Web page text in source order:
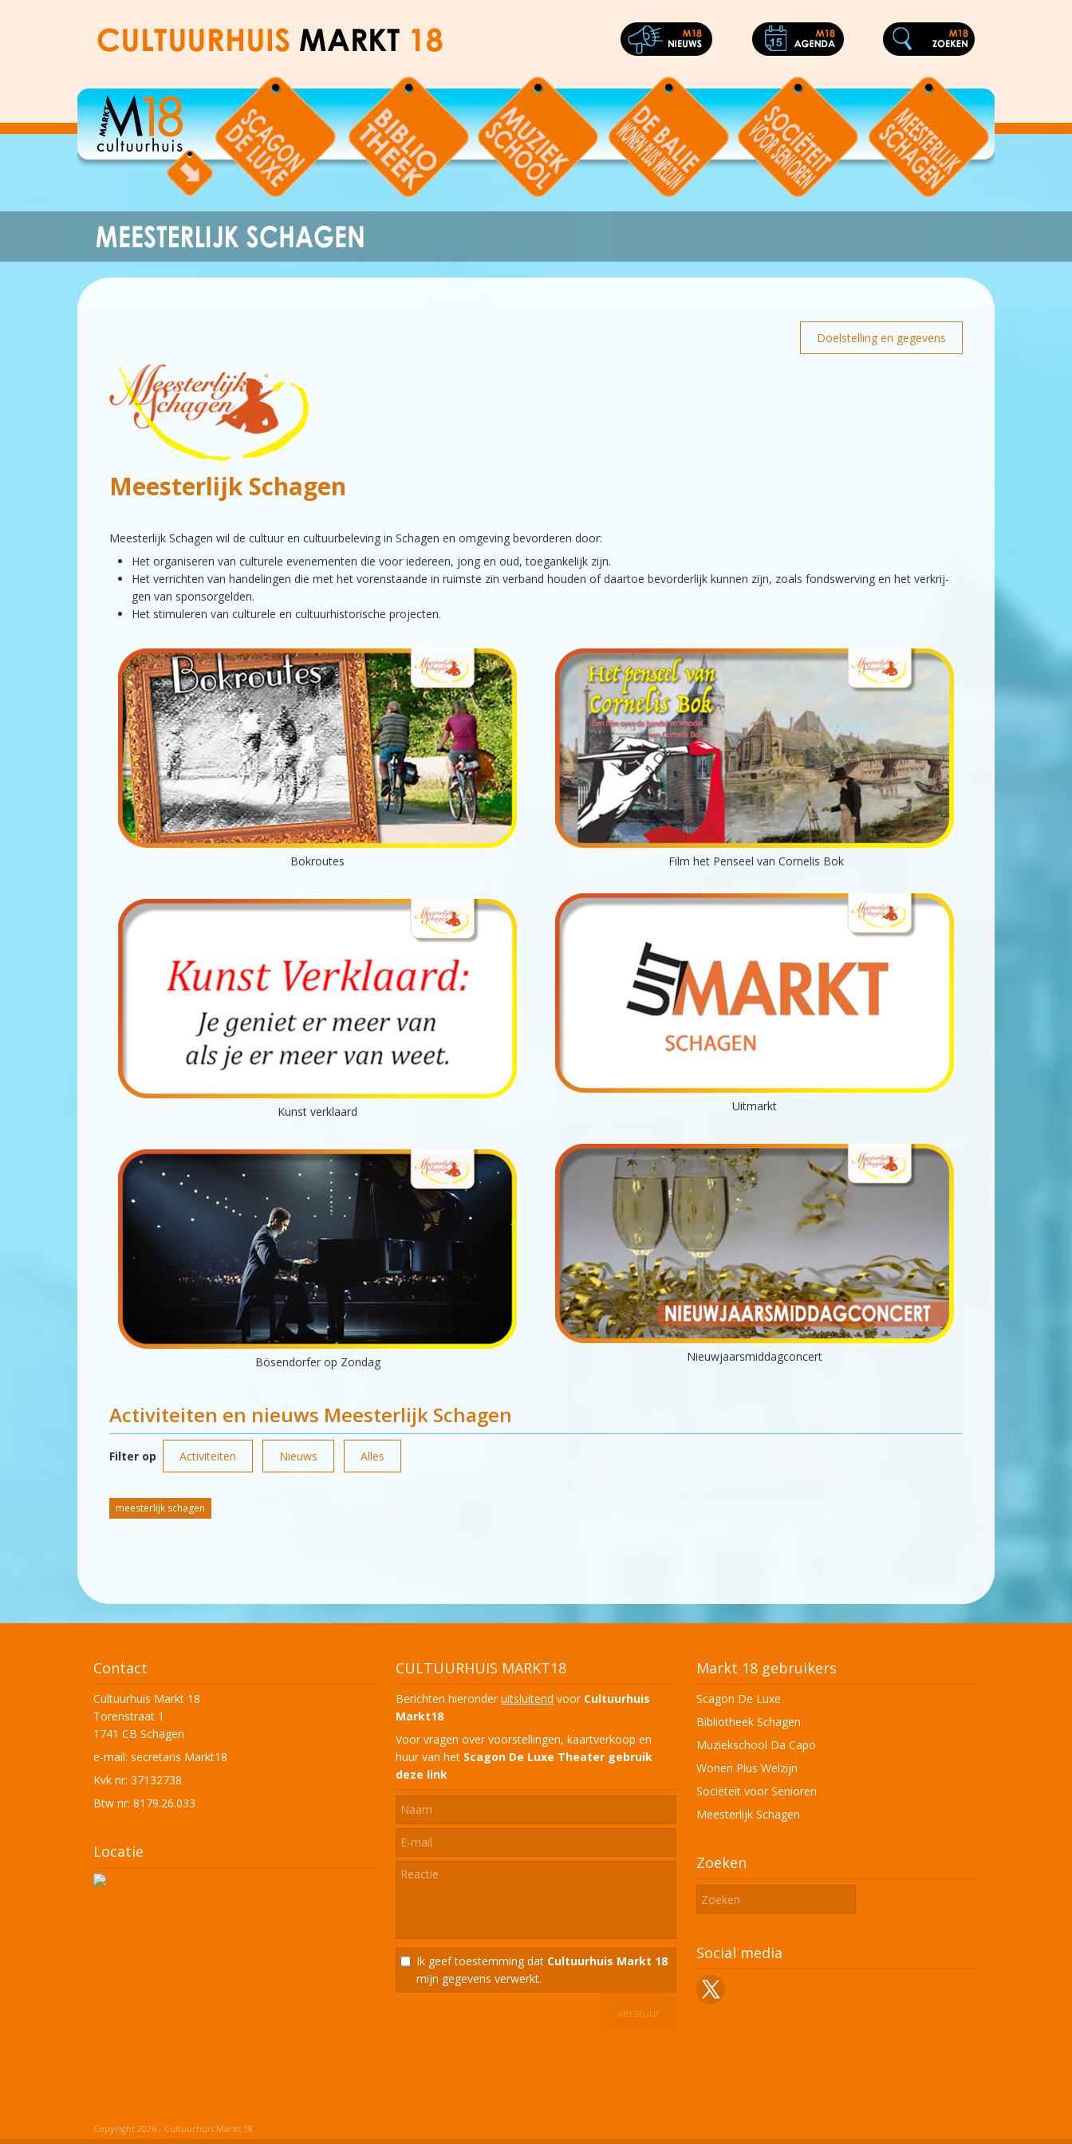
Doelstelling en gegevens
Meesterlijk Schagen
Meester­lijk Scha­gen wil de cul­tuur en cul­tu­urbelev­ing in Scha­gen en omgev­ing bevorderen door:
Het organ­is­eren van cul­turele even­e­menten die voor iedereen, jong en oud, toe­ganke­lijk zijn.
Het ver­richten van han­delin­gen die met het voren­staande in ruim­ste zin ver­band houden of daar­toe bevorder­lijk kun­nen zijn, zoals fondswerv­ing en het verkri­j­
gen van spon­sorgelden.
Het stim­uleren van cul­turele en cul­tu­urhis­torische projecten.
Bokroutes
Kunst verklaard
Bösendorfer op Zondag
Film het Penseel van Cornelis Bok
Uitmarkt
Nieuwjaarsmiddagconcert
Activiteiten en nieuws Meesterlijk Schagen
Filter op Activiteiten Nieuws Alles
meesterlijk schagen
Contact
Cultuurhuis Markt 18
Torenstraat 1
1741 CB Schagen
e-mail: secretaris Markt18
Kvk nr: 37132738
Btw nr: 8179.26.033
Locatie
CULTUURHUIS MARKT18
Berichten hieronderuitsluitend voor Cultuurhuis
Markt18
Voor vragen over voorstellingen, kaartverkoop en
huur van het Scagon De Luxe Theater gebruik
deze link
Ik geef toestemming dat Cultuurhuis Markt 18
mijn gegevens verwerkt.
Markt 18 gebruikers
Scagon De Luxe
Bibliotheek Schagen
Muziekschool Da Capo
Wonen Plus Welzijn
Sociëteit voor Senioren
Meesterlijk Schagen
Zoeken
Social media
Copyright 2026 - Cultuurhuis Markt 18